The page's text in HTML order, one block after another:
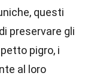
questi
preservare gli
pigro, i
al loro